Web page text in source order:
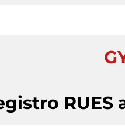
RUES